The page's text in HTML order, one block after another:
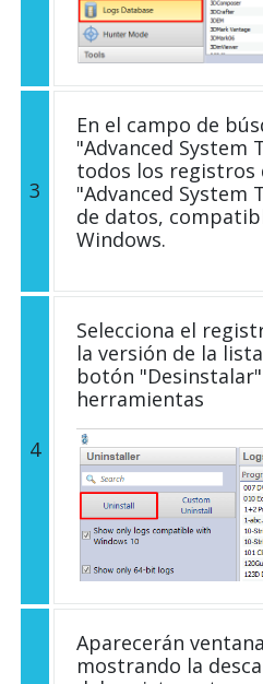
3
En el campo de
"Advanced System
todos los registros
"Advanced System
de datos,
Windows.
4
Selecciona el
la versión de la
botón
herramientas
Aparecerán
mostrando la